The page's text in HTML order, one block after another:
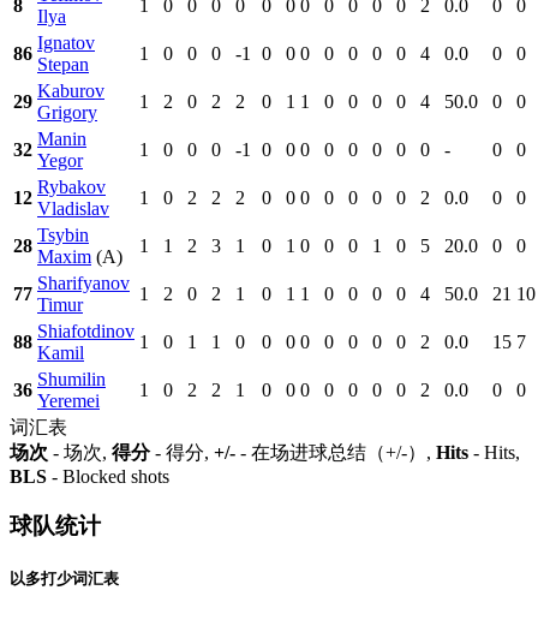
8
Ilya
1 0 0 0 0 0 0 0 0 0 0 0 2 0.0 0 0
86
Ignatov
Stepan
1 0 0 0 -1 0 0 0 0 0 0 0 4 0.0 0 0
29
Kaburov
Grigory
1 2 0 2 2 0 1 1 0 0 0 0 4 50.0 0 0
32
Manin
Yegor
1 0 0 0 -1 0 0 0 0 0 0 0 0 - 0 0
12
Rybakov
Vladislav
1 0 2 2 2 0 0 0 0 0 0 0 2 0.0 0 0
28
Tsybin
Maxim (A)
1 1 2 3 1 0 1 0 0 0 1 0 5 20.0 0 0
77
Sharifyanov
Timur
1 2 0 2 1 0 1 1 0 0 0 0 4 50.0 21 10
88
Shiafotdinov
Kamil
1 0 1 1 0 0 0 0 0 0 0 0 2 0.0 15 7
36
Shumilin
Yeremei
1 0 2 2 1 0 0 0 0 0 0 0 2 0.0 0
0
词汇表
场次 - 场次, 得分- 得分, +/- - 在场进球总结（+/-）, Hits - Hits,
BLS - Blocked shots
球队统计
以多打少词汇表